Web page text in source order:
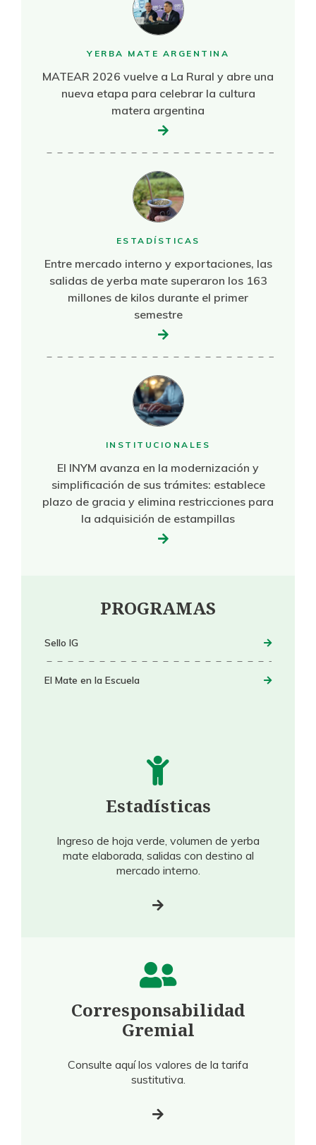
YERBA MATE ARGENTINA
MATEAR 2026 vuelve a La Rural y abre una
nueva etapa para celebrar la cultura
matera argentina
ESTADÍSTICAS
Entre mercado interno y exportaciones, las
salidas de yerba mate superaron los 163
millones de kilos durante el primer
semestre
INSTITUCIONALES
El INYM avanza en la modernización y
simplificación de sus trámites: establece
plazo de gracia y elimina restricciones para
la adquisición de estampillas
PROGRAMAS
Sello IG
El Mate en la Escuela
Estadísticas
Ingreso de hoja verde, volumen de yerba
mate elaborada, salidas con destino al
mercado interno.
Corresponsabilidad
Gremial
Consulte aquí los valores de la tarifa
sustitutiva.